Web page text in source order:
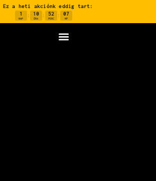
Ez a heti akciónk eddig tart:
1
NAP
: 10
ÓRA
: 52
PERC
: 06
MP